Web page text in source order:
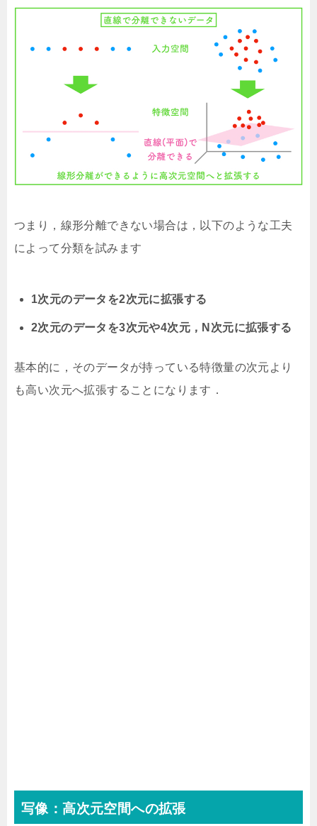
つまり，線形分離できない場合は，以下のような工夫
によって分類を試みます
1次元のデータを2次元に拡張する
2次元のデータを3次元や4次元，N次元に拡張する
基本的に，そのデータが持っている特徴量の次元より
も高い次元へ拡張することになります．
写像：高次元空間への拡張